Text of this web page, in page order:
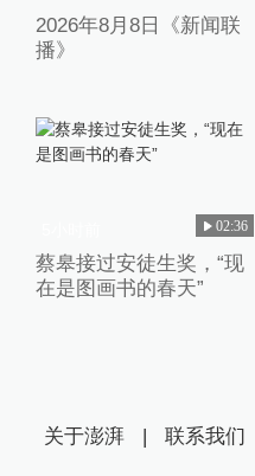
2026年8月8日《新闻联
播》
02:36
蔡皋接过安徒生奖，“现
在是图画书的春天”
关于澎湃 | 联系我们